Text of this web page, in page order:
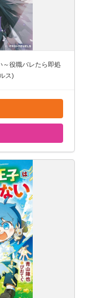
～役職バレたら即処
ス)